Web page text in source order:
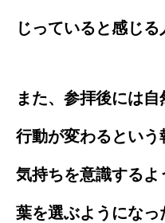
じっていると感じる
また、参拝後には
行動が変わるとい
気持ちを意識する
葉を選ぶようにな